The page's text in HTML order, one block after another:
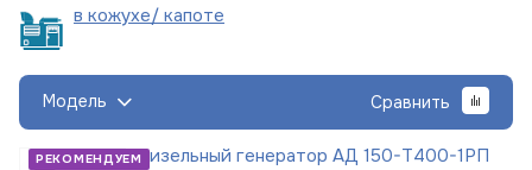
в кожухе/ капоте
Модель Сравнить
РЕКОМЕНДУЕМДизельный генератор АД 150-Т400-1РП